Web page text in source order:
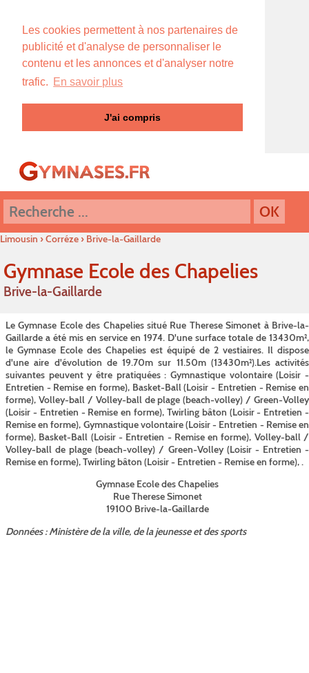
Les cookies permettent à nos partenaires de
publicité et d'analyse de personnaliser le
contenu et les annonces et d'analyser notre
trafic. En savoir plus
J'ai compris
Limousin ›Corréze› Brive-la-Gaillarde
Gymnase Ecole des Chapelies
Brive-la-Gaillarde
Le Gymnase Ecole des Chapelies situé Rue Therese Simonet à Brive-la-
Gaillarde a été mis en service en 1974. D'une surface totale de 13430m²,
le Gymnase Ecole des Chapelies est équipé de 2 vestiaires. Il dispose
d'une aire d'évolution de 19.70m sur 11.50m (13430m²).Les activités
suivantes peuvent y être pratiquées : Gymnastique volontaire (Loisir -
Entretien - Remise en forme), Basket-Ball (Loisir - Entretien - Remise en
forme), Volley-ball / Volley-ball de plage (beach-volley) / Green-Volley
(Loisir - Entretien - Remise en forme), Twirling bâton (Loisir - Entretien -
Remise en forme), Gymnastique volontaire (Loisir - Entretien - Remise en
forme), Basket-Ball (Loisir - Entretien - Remise en forme), Volley-ball /
Volley-ball de plage (beach-volley) / Green-Volley (Loisir - Entretien -
Remise en forme), Twirling bâton (Loisir - Entretien - Remise en forme), .
Gymnase Ecole des Chapelies
Rue Therese Simonet
19100 Brive-la-Gaillarde
Données : Ministère de la ville, de la jeunesse et des sports